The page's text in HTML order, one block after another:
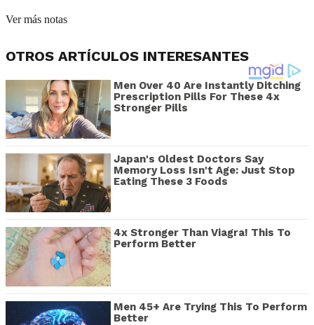
Ver más notas
OTROS ARTÍCULOS INTERESANTES
Men Over 40 Are Instantly Ditching
Prescription Pills For These 4x
Stronger Pills
Japan's Oldest Doctors Say
Memory Loss Isn't Age: Just Stop
Eating These 3 Foods
4x Stronger Than Viagra! This To
Perform Better
Men 45+ Are Trying This To Perform
Better